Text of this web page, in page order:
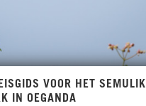
VOOR HET SEMULIKI
IN OEGANDA